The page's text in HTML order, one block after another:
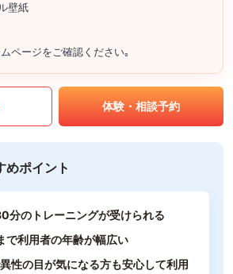
壁紙
ページをご確認ください｡
体験・相談予約
めポイント
分のトレーニングが受けられる
で利用者の年齢が幅広い
性の目が気になる方も安心して利用